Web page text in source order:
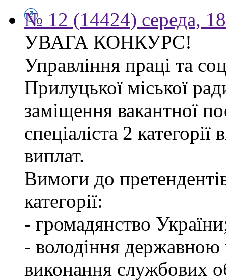
№ 12 (14424) середа,
УВАГА КОНКУРС!
Управління праці та
Прилуцької міської
заміщення вакантної
спеціаліста 2
виплат.
Вимоги до
категорії:
- громадянство
- володіння державною
виконання службових